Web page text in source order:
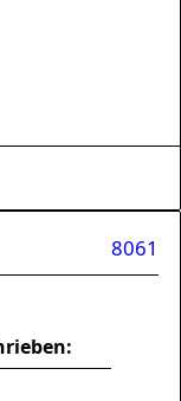
8061